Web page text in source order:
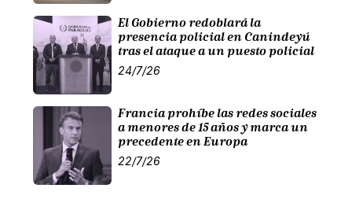
El Gobierno redoblará la
presencia policial en Canindeyú
tras el ataque a un puesto policial
24/7/26
Francia prohíbe las redes sociales
a menores de 15 años y marca un
precedente en Europa
22/7/26